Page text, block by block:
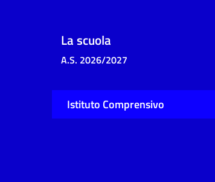
La scuola
A.S. 2026/2027
Istituto Comprensivo